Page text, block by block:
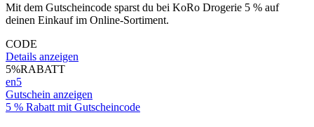
Mit dem Gutscheincode sparst du bei KoRo Drogerie 5 % auf
deinen Einkauf im Online-Sortiment.
CODE
Details anzeigen
5%RABATT
en5
Gutschein anzeigen
5 % Rabatt mit Gutscheincode